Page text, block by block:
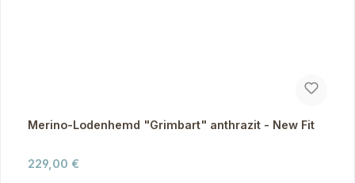
Merino-Lodenhemd "Grimbart" anthrazit - New Fit
Regulärer Preis:
229,00 €